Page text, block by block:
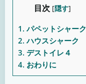
目次 [隠す]
1. パペットシャーク
2. ハウスシャーク
3. デストイレ４
4. おわりに